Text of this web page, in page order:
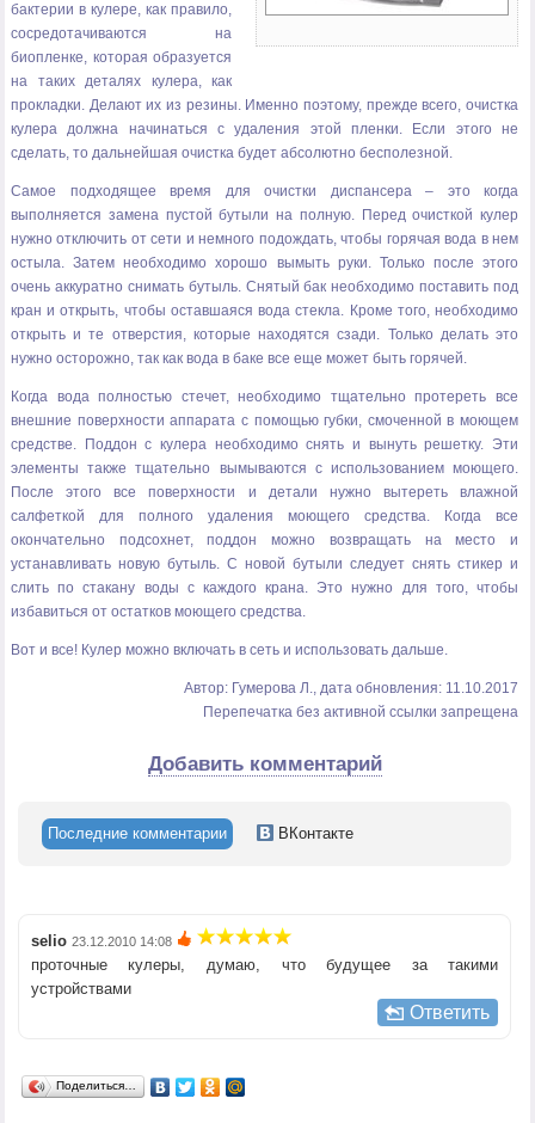
бактерии в кулере, как правило,
сосредотачиваются на
биопленке, которая образуется
на таких деталях кулера, как
прокладки. Делают их из резины. Именно поэтому, прежде всего, очистка
кулера должна начинаться с удаления этой пленки. Если этого не
сделать, то дальнейшая очистка будет абсолютно бесполезной.
Самое подходящее время для очистки диспансера – это когда
выполняется замена пустой бутыли на полную. Перед очисткой кулер
нужно отключить от сети и немного подождать, чтобы горячая вода в нем
остыла. Затем необходимо хорошо вымыть руки. Только после этого
очень аккуратно снимать бутыль. Снятый бак необходимо поставить под
кран и открыть, чтобы оставшаяся вода стекла. Кроме того, необходимо
открыть и те отверстия, которые находятся сзади. Только делать это
нужно осторожно, так как вода в баке все еще может быть горячей.
Когда вода полностью стечет, необходимо тщательно протереть все
внешние поверхности аппарата с помощью губки, смоченной в моющем
средстве. Поддон с кулера необходимо снять и вынуть решетку. Эти
элементы также тщательно вымываются с использованием моющего.
После этого все поверхности и детали нужно вытереть влажной
салфеткой для полного удаления моющего средства. Когда все
окончательно подсохнет, поддон можно возвращать на место и
устанавливать новую бутыль. С новой бутыли следует снять стикер и
слить по стакану воды с каждого крана. Это нужно для того, чтобы
избавиться от остатков моющего средства.
Вот и все! Кулер можно включать в сеть и использовать дальше.
Автор: Гумерова Л., дата обновления: 11.10.2017
Перепечатка без активной ссылки запрещена
Добавить комментарий
Последние комментарии ВКонтакте
selio 23.12.2010 14:08
проточные кулеры, думаю, что будущее за такими
устройствами
Ответить
Поделиться…